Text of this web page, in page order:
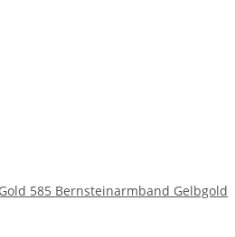
585 Bernsteinarmband Gelbgold